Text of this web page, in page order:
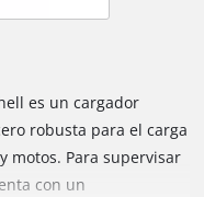
es un cargador
robusta para el carga
motos. Para supervisar
con un